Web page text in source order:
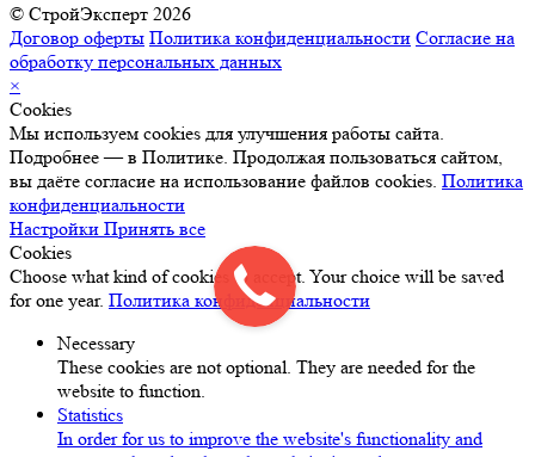
© СтройЭксперт 2026
Договор оферты Политика конфиденциальности Согласие на
обработку персональных данных
×
Cookies
Мы используем cookies для улучшения работы сайта.
Подробнее — в Политике. Продолжая пользоваться сайтом,
вы даёте согласие на использование файлов cookies. Политика
конфиденциальности
Настройки Принять все
Cookies
Choose what kind of cookies to accept. Your choice will be saved
for one year. Политика конфиденциальности
Necessary
These cookies are not optional. They are needed for the
website to function.
Statistics
In order for us to improve the website's functionality and